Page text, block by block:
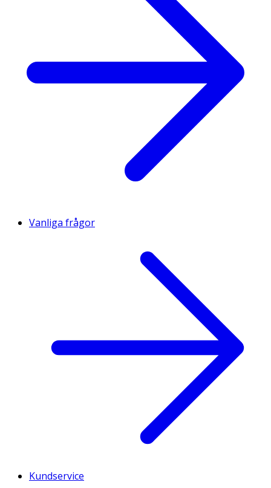
Vanliga frågor
Kundservice